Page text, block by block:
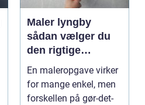
Maler lyngby
sådan vælger du
den rigtige
fagmand
En maleropgave virker
for mange enkel, men
forskellen på gør-det-